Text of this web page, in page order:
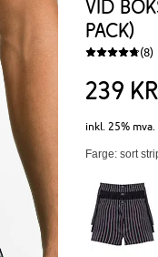
Vid
pack)
(8)
239 kr
inkl. 25%
Farge: sort